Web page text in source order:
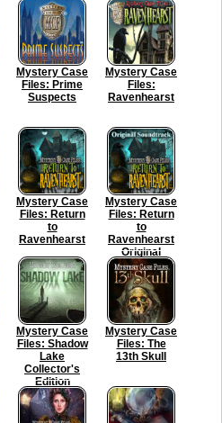
Mystery Case
Files: Prime
Suspects
Mystery Case
Files:
Ravenhearst
Mystery Case
Files: Return
to
Ravenhearst
Mystery Case
Files: Return
to
Ravenhearst
Original
Soundtrack
Mystery Case
Files: Shadow
Lake
Collector's
Edition
Mystery Case
Files: The
13th Skull